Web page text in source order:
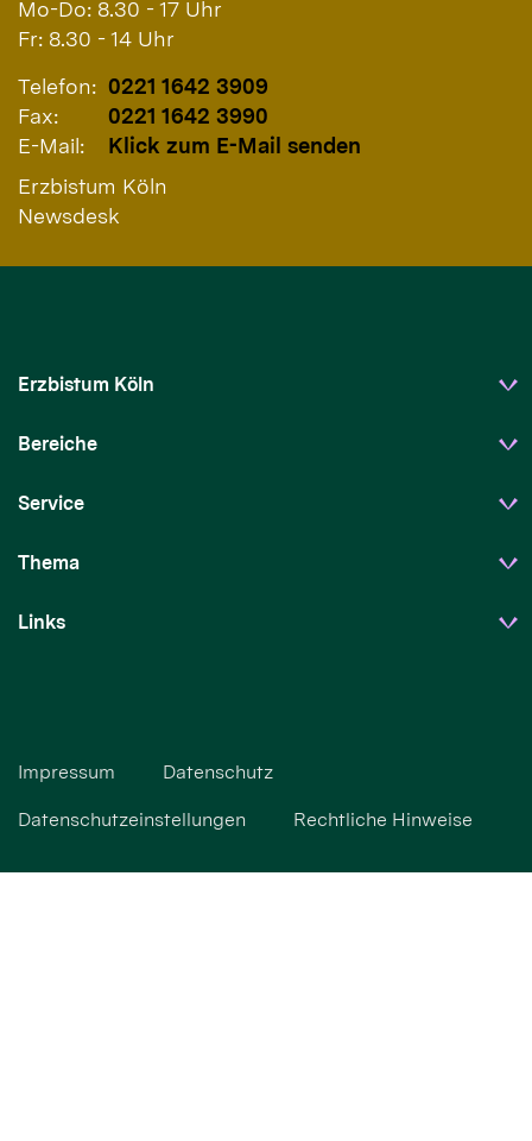
Mo-Do: 8.30 - 17 Uhr
Fr: 8.30 - 14 Uhr
Telefon: 0221 1642 3909
Fax:
0221 1642 3990
E-Mail:
Klick zum E-Mail senden
Erzbistum Köln
Newsdesk
Erzbistum Köln
Bereiche
Service
Thema
Links
Impressum Datenschutz
Datenschutzeinstellungen Rechtliche Hinweise